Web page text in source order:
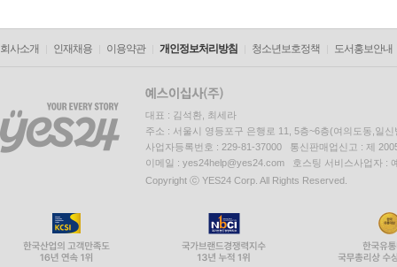
회사소개 인재채용 이용약관 개인정보처리방침 청소년보호정책 도서홍보안내
대표 : 김석환, 최세라
주소 : 서울시 영등포구 은행로 11, 5층~6층(여의도동,일신
사업자등록번호 : 229-81-37000 통신판매업신고 : 제
이메일 : yes24help@yes24.com 호스팅 서비스사업자 :
Copyright ⓒ YES24 Corp. All Rights Reserved.